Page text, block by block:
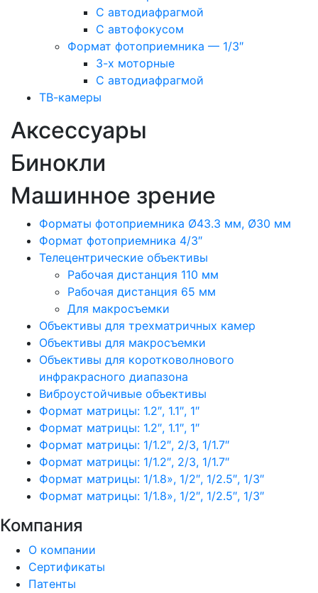
С автодиафрагмой
С автофокусом
Формат фотоприемника — 1/3″
3-х моторные
С автодиафрагмой
ТВ-камеры
Аксессуары
Бинокли
Машинное зрение
Форматы фотоприемника Ø43.3 мм, Ø30 мм
Формат фотоприемника 4/3″
Телецентрические объективы
Рабочая дистанция 110 мм
Рабочая дистанция 65 мм
Для макросъемки
Объективы для трехматричных камер
Объективы для макросъемки
Объективы для коротковолнового
инфракрасного диапазона
Виброустойчивые объективы
Формат матрицы: 1.2″, 1.1″, 1″
Формат матрицы: 1.2″, 1.1″, 1″
Формат матрицы: 1/1.2″, 2/3, 1/1.7″
Формат матрицы: 1/1.2″, 2/3, 1/1.7″
Формат матрицы: 1/1.8», 1/2″, 1/2.5″, 1/3″
Формат матрицы: 1/1.8», 1/2″, 1/2.5″, 1/3″
Компания
О компании
Сертификаты
Патенты